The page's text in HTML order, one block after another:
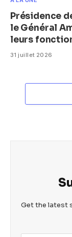
Présidence
le Général
leurs
31 juillet 2026
Get the latest